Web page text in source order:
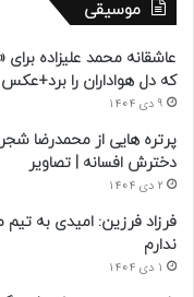
موسیقی
عاشقانه محمد علیزاده
که دل هواداران را برد+عکس
9 دی 1404
پرتره هایی از محمدرضا
دخترش افسانه | تصاویر
2 دی 1404
فرزاد فرزین: امیدی به
ندارم
1 دی 1404